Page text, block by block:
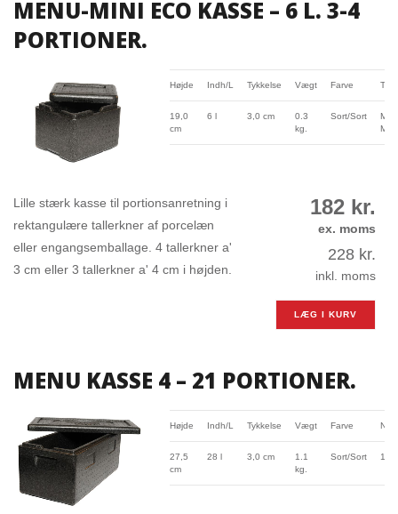
MENU-MINI ECO KASSE – 6 L. 3-4
PORTIONER.
Højde Indh/L Tykkelse Vægt Farve
19,0
cm
6 l 3,0 cm
0.3
kg.
Sort/Sort
Mini
Lille stærk kasse til portionsanretning i
rektangulære tallerkner af porcelæn
eller engangsemballage. 4 tallerkner a'
3 cm eller 3 tallerkner a' 4 cm i højden.
182 kr.
ex. moms
228 kr.
inkl. moms
LÆG I KURV
MENU KASSE 4 – 21 PORTIONER.
Højde Indh/L Tykkelse Vægt Farve Nr.
27,5
cm
28 l 3,0 cm
1.1
kg.
Sort/Sort